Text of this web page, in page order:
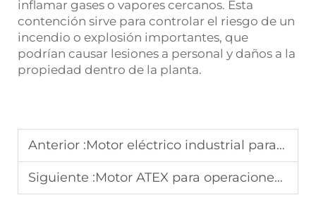
inflamar gases o vapores cercanos. Esta
contención sirve para controlar el riesgo de un
incendio o explosión importantes, que
podrían causar lesiones a personal y daños a la
propiedad dentro de la planta.
Anterior :Motor eléctrico industrial para compresores: requisitos de potencia y selección
Siguiente :Motor ATEX para operaciones mineras: durabilidad en entornos agresivos